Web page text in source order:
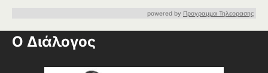
powered by Προγραμμα Τηλεορασης
Ο Διάλογος